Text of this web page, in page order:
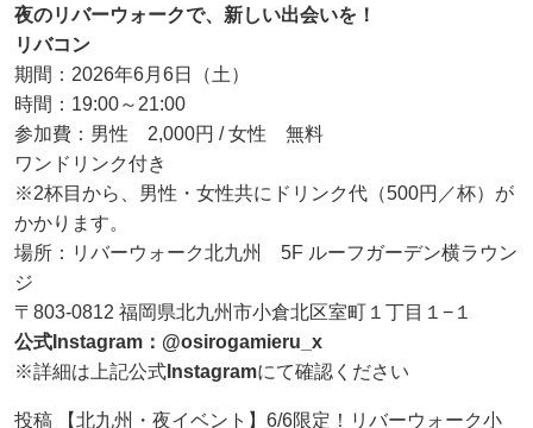
夜のリバーウォークで、新しい出会いを！
リバコン
期間：2026年6月6日（土）
時間：19:00～21:00
参加費：男性 2,000円 / 女性 無料
ワンドリンク付き
※2杯目から、男性・女性共にドリンク代（500円／杯）が
かかります。
場所：リバーウォーク北九州 5F ルーフガーデン横ラウン
ジ
〒803-0812 福岡県北九州市小倉北区室町１丁目１−１
公式Instagram：@osirogamieru_x
※詳細は上記公式 Instagramにて確認ください
投稿 【北九州・夜イベント】6/6限定！リバーウォーク小